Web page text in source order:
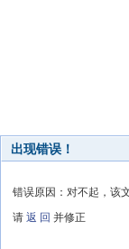
出现错误！
错误原因：对不起，该
请 返 回 并修正